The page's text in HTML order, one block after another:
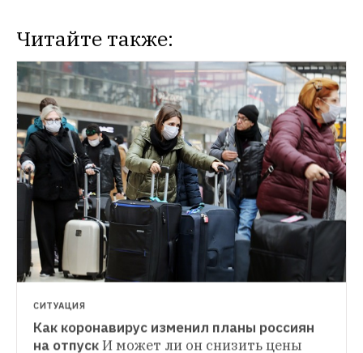
Читайте также:
НОВОСТИ
Страны, после посещения которых
необходим двухнедельный карантин
Посещение более 40 государств грозит
последующей изоляцией
СИТУАЦИЯ
Как коронавирус изменил планы россиян
на отпуск И может ли он снизить цены